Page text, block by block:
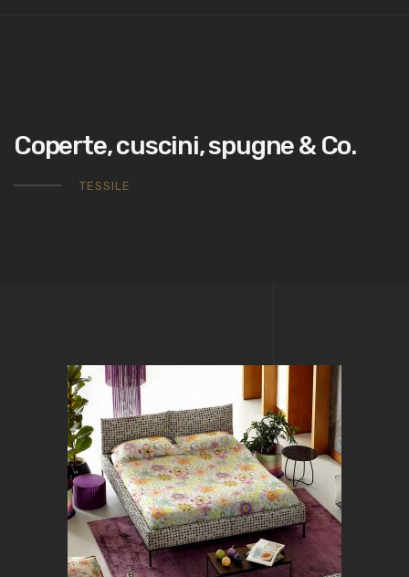
Coperte, cuscini, spugne & Co.
TESSILE